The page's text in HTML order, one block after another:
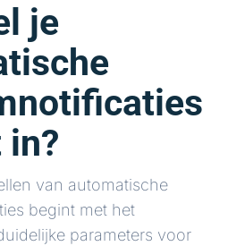
je
van automatische
begint met het
parameters voor